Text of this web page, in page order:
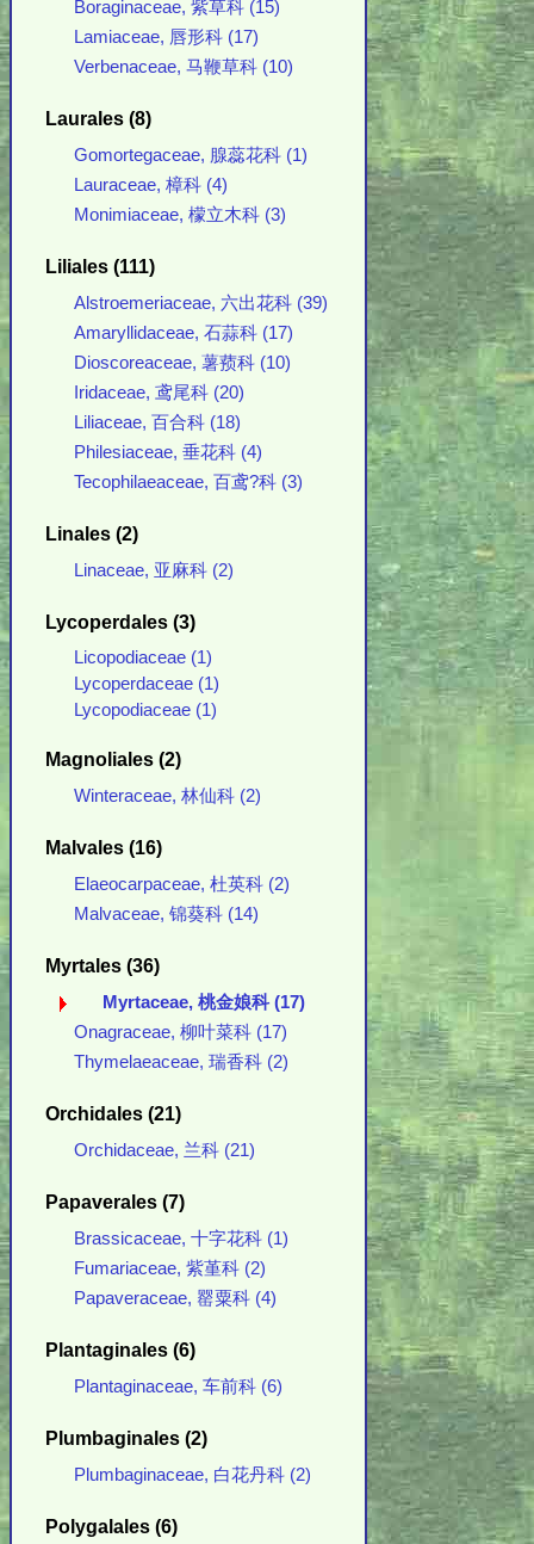
Boraginaceae, 紫草科 (15)
Lamiaceae, 唇形科 (17)
Verbenaceae, 马鞭草科 (10)
Laurales (8)
Gomortegaceae, 腺蕊花科 (1)
Lauraceae, 樟科 (4)
Monimiaceae, 檬立木科 (3)
Liliales (111)
Alstroemeriaceae, 六出花科 (39)
Amaryllidaceae, 石蒜科 (17)
Dioscoreaceae, 薯蓣科 (10)
Iridaceae, 鸢尾科 (20)
Liliaceae, 百合科 (18)
Philesiaceae, 垂花科 (4)
Tecophilaeaceae, 百鸢?科 (3)
Linales (2)
Linaceae, 亚麻科 (2)
Lycoperdales (3)
Licopodiaceae (1)
Lycoperdaceae (1)
Lycopodiaceae (1)
Magnoliales (2)
Winteraceae, 林仙科 (2)
Malvales (16)
Elaeocarpaceae, 杜英科 (2)
Malvaceae, 锦葵科 (14)
Myrtales (36)
Myrtaceae, 桃金娘科 (17)
Onagraceae, 柳叶菜科 (17)
Thymelaeaceae, 瑞香科 (2)
Orchidales (21)
Orchidaceae, 兰科 (21)
Papaverales (7)
Brassicaceae, 十字花科 (1)
Fumariaceae, 紫堇科 (2)
Papaveraceae, 罂粟科 (4)
Plantaginales (6)
Plantaginaceae, 车前科 (6)
Plumbaginales (2)
Plumbaginaceae, 白花丹科 (2)
Polygalales (6)